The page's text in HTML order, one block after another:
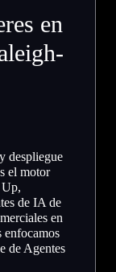
en
despliegue
el motor
Up,
de IA de
en
enfocamos
de Agentes